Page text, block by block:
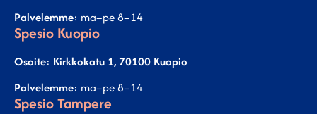
Palvelemme: ma–pe 8–14
Spesio Kuopio
Osoite: Kirkkokatu 1, 70100 Kuopio
Palvelemme: ma–pe 8–14
Spesio Tampere